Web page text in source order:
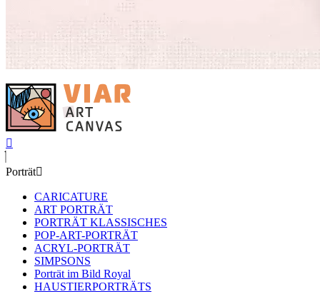
Porträt
CARICATURE
ART PORTRÄT
PORTRÄT KLASSISCHES
POP-ART-PORTRÄT
ACRYL-PORTRÄT
SIMPSONS
Porträt im Bild Royal
HAUSTIERPORTRÄTS